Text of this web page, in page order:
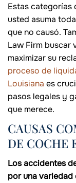
Estas categorías
usted asuma
que no causó.
Law Firm buscar
maximizar su
proceso de
Louisiana es
pasos legales y
que merece.
CAUSAS
DE COCHE
Los accidentes
por una variedad